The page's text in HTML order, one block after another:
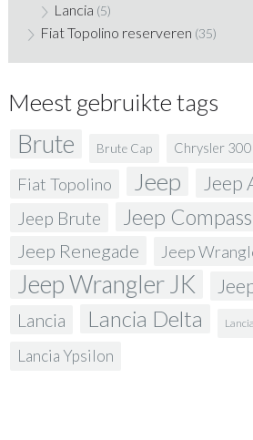
Lancia (5)
Fiat Topolino reserveren (35)
Meest gebruikte tags
Brute Brute Cap Chrysler 300
Fiat Topolino Jeep Jeep
Jeep Brute Jeep Compass
Jeep Renegade Jeep
Jeep Wrangler JK
Lancia Lancia Delta
Lancia Ypsilon